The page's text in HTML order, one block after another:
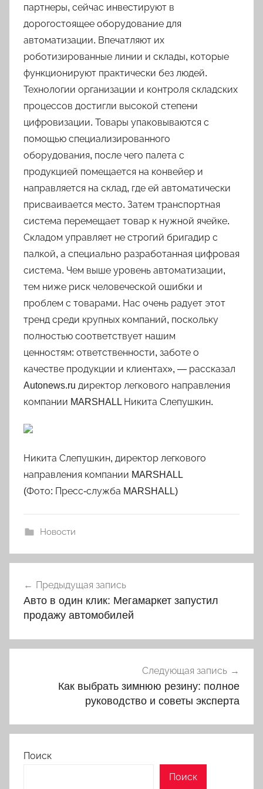
партнеры, сейчас инвестируют в
дорогостоящее оборудование для
автоматизации. Впечатляют их
роботизированные линии и склады, которые
функционируют практически без людей.
Технологии организации и контроля складских
процессов достигли высокой степени
цифровизации. Товары упаковываются с
помощью специализированного
оборудования, после чего палета с
продукцией помещается на конвейер и
направляется на склад, где ей автоматически
присваивается место. Затем транспортная
система перемещает товар к нужной ячейке.
Складом управляет не строгий бригадир с
палкой, а специально разработанная цифровая
система. Чем выше уровень автоматизации,
тем ниже риск человеческой ошибки и
проблем с товарами. Нас очень радует этот
тренд среди крупных компаний, поскольку
полностью соответствует нашим
ценностям: ответственности, заботе о
качестве продукции и клиентах», — рассказал
Autonews.ru директор легкового направления
компании MARSHALL Никита Слепушкин.
Никита Слепушкин, директор легкового
направления компании MARSHALL
(Фото: Пресс-служба MARSHALL)
Новости
по
записям
Предыдущая запись
Авто в один клик: Мегамаркет запустил
продажу автомобилей
Следующая запись
Как выбрать зимнюю резину: полное
руководство и советы эксперта
Поиск
Поиск